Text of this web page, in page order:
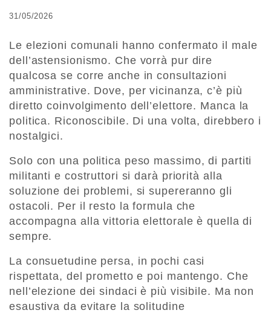
31/05/2026
Le elezioni comunali hanno confermato il male
dell’astensionismo. Che vorrà pur dire
qualcosa se corre anche in consultazioni
amministrative. Dove, per vicinanza, c’è più
diretto coinvolgimento dell’elettore. Manca la
politica. Riconoscibile. Di una volta, direbbero i
nostalgici.
Solo con una politica peso massimo, di partiti
militanti e costruttori si darà priorità alla
soluzione dei problemi, si supereranno gli
ostacoli. Per il resto la formula che
accompagna alla vittoria elettorale è quella di
sempre.
La consuetudine persa, in pochi casi
rispettata, del prometto e poi mantengo. Che
nell’elezione dei sindaci è più visibile. Ma non
esaustiva da evitare la solitudine